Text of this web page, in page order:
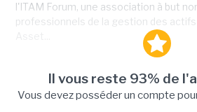
l'ITAM Forum, une association à but
professionnels de la gestion des
Il vous reste 93% de
Vous devez posséder un compte